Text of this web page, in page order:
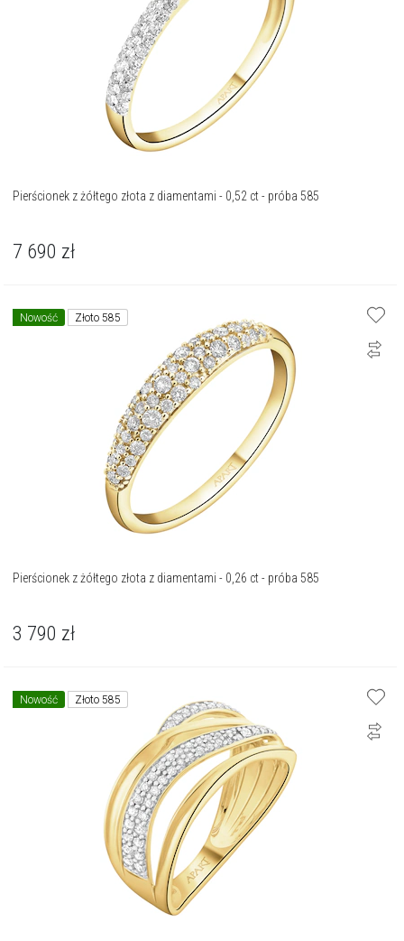
Pierścionek z żółtego złota z diamentami - 0,52 ct - próba 585
7 690 zł
Nowość Złoto 585
Pierścionek z żółtego złota z diamentami - 0,26 ct - próba 585
3 790 zł
Nowość Złoto 585